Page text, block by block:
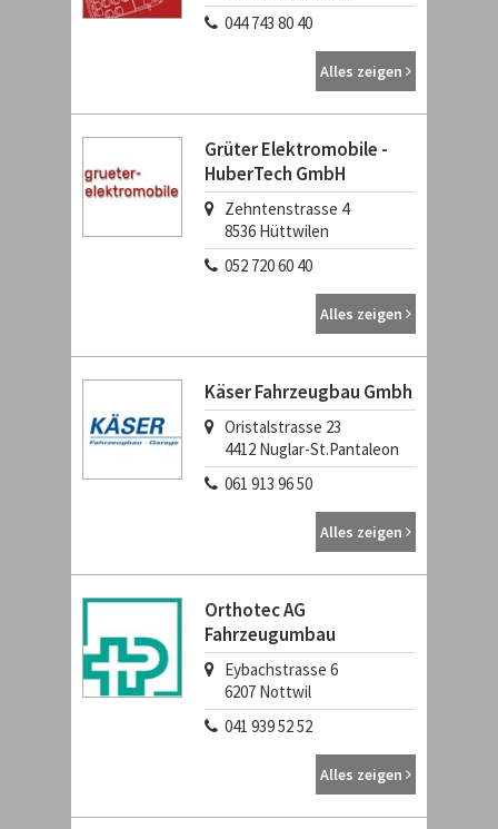
044 743 80 40
Alles zeigen
Grüter Elektromobile -
HuberTech GmbH
Zehntenstrasse 4
8536 Hüttwilen
052 720 60 40
Alles zeigen
Käser Fahrzeugbau Gmbh
Oristalstrasse 23
4412 Nuglar-St.Pantaleon
061 913 96 50
Alles zeigen
Orthotec AG
Fahrzeugumbau
Eybachstrasse 6
6207 Nottwil
041 939 52 52
Alles zeigen